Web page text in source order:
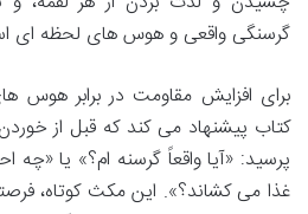
گرسنگی واقعی و هوس های لحظه ای
برای افزایش مقاومت در برابر هوس
کتاب پیشنهاد می کند که قبل از
پرسید: «آیا واقعاً گرسنه ام؟» یا
غذا می کشاند؟». این مکث کوتاه،